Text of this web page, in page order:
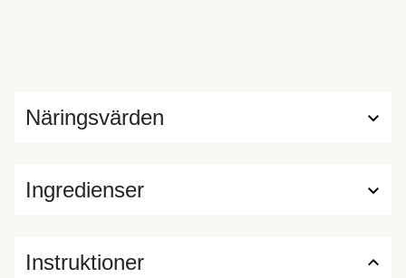
Ingredienser
Näringsvärden
Instruktioner